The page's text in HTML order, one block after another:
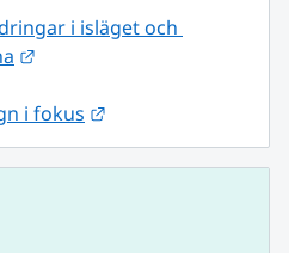
i isläget och
i fokus